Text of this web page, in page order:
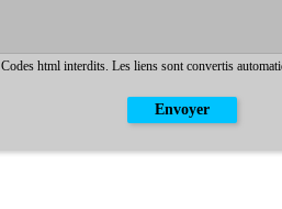
Codes html interdits. Les liens sont convertis